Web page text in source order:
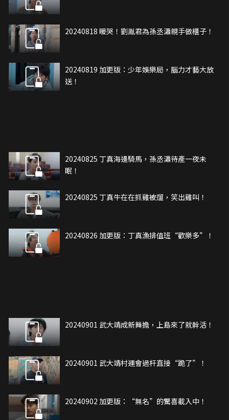
20240818 暖哭！劉胤君為孫丞瀟親手做櫃子！
20240819 加更版：少年娛樂局，腦力才藝大放
送！
20240825 丁真海邊騎馬，孫丞瀟待產一夜未
眠！
20240825 丁真牛在在抓雞被遛，笑出雞叫！
20240826 加更版：丁真漁排值班“歡樂多”！
20240901 武大靖成新舞擔，上島來了就幹活！
20240901 武大靖村運會過杆直接“跪了”！
20240902 加更版：“無名”的驚喜載入中！